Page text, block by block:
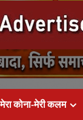
मेरा कोना-मेरी कलम